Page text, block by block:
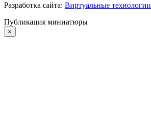
Разработка сайта: Виртуальные технологии
Публикация миниатюры
×